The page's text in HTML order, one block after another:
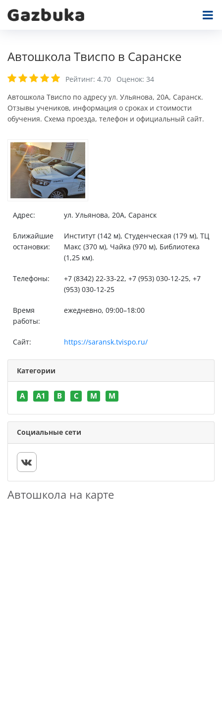
Автошкола Твиспо в Саранске
Рейтинг: 4.70 Оценок: 34
Автошкола Твиспо по адресу ул. Ульянова, 20А, Саранск.
Отзывы учеников, информация о сроках и стоимости
обучения. Схема проезда, телефон и официальный сайт.
Адрес: ул. Ульянова, 20А, Саранск
Ближайшие
остановки:
Институт (142 м), Студенческая (179 м), ТЦ
Макс (370 м), Чайка (970 м), Библиотека
(1,25 км).
Телефоны:
+7 (8342) 22-33-22, +7 (953) 030-12-25, +7
(953) 030-12-25
Время
работы:
ежедневно, 09:00–18:00
Сайт: https://saransk.tvispo.ru/
Категории
A A1 B C M M
Социальные сети
Автошкола на карте